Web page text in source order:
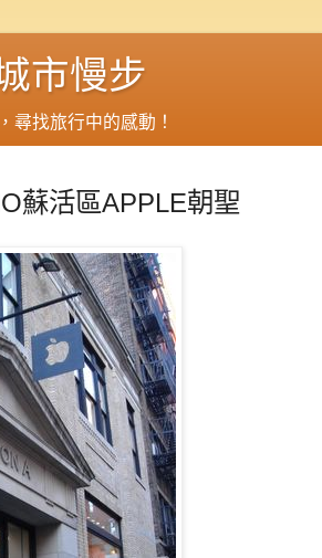
市慢步
尋找旅行中的感動！
蘇活區APPLE朝聖